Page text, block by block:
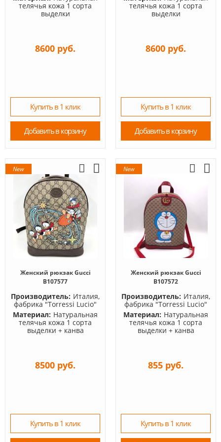
телячья кожа 1 сорта
выделки
8600 руб.
Купить в 1 клик
Добавить в корзину
телячья кожа 1 сорта
выделки
8600 руб.
Купить в 1 клик
Добавить в корзину
New
Женский рюкзак Gucci
B107577
Производитель: Италия,
фабрика "Torressi Lucio"
Материал: Натуральная
телячья кожа 1 сорта
выделки + канва
8500 руб.
Купить в 1 клик
New
Женский рюкзак Gucci
B107572
Производитель: Италия,
фабрика "Torressi Lucio"
Материал: Натуральная
телячья кожа 1 сорта
выделки + канва
855 руб.
Купить в 1 клик